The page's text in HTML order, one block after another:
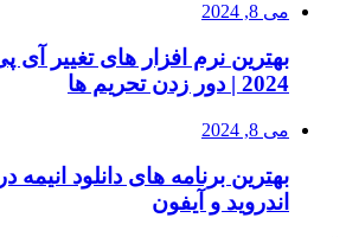
می 8, 2024
بهترین نرم افزار های تغییر آی
2024 | دور زدن تحریم ها
می 8, 2024
اندروید و آیفون